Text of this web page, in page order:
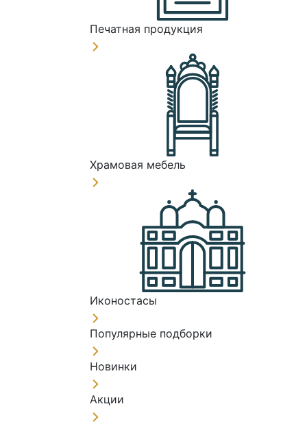
Печатная продукция
Храмовая мебель
Иконостасы
Популярные подборки
Новинки
Акции